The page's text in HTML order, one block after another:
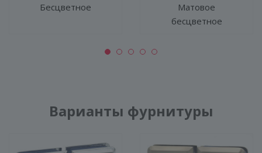
Бесцветное
Матовое
бесцветное
Варианты фурнитуры